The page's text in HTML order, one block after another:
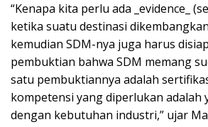
“Kenapa kita perlu ada _evidence_
ketika suatu destinasi
kemudian SDM-nya juga harus
pembuktian bahwa SDM memang
satu pembuktiannya adalah
kompetensi yang diperlukan adalah
dengan kebutuhan industri,” ujar